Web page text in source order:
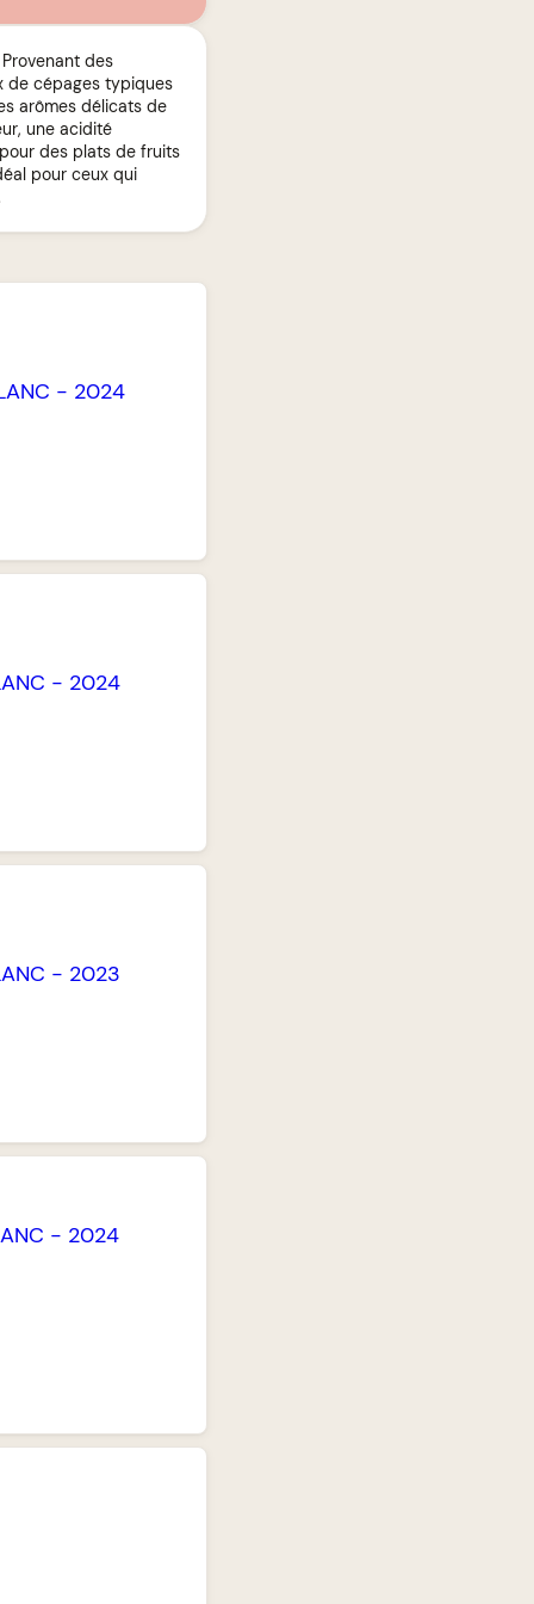
des
de cépages typiques
arômes délicats de
une acidité
des plats de fruits
pour ceux qui
- 2024
- 2024
- 2023
- 2024